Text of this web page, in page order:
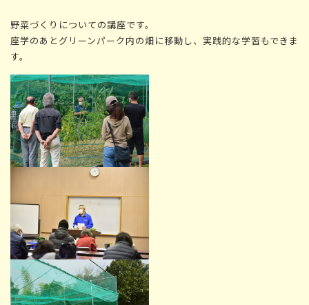
野菜づくりについての講座です。
座学のあとグリーンパーク内の畑に移動し、実践的な学習もできま
す。